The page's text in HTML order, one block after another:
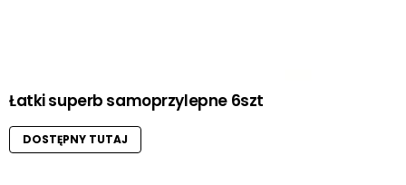
Łatki superb samoprzylepne 6szt
DOSTĘPNY TUTAJ